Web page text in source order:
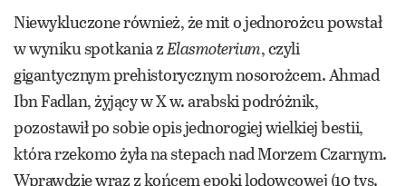
Niewykluczone również, że mit o jednorożcu powstał
w wyniku spotkania zElasmoterium, czyli
gigantycznym prehistorycznym nosorożcem. Ahmad
Ibn Fadlan, żyjący w X w. arabski podróżnik,
pozostawił po sobie opis jednorogiej wielkiej bestii,
która rzekomo żyła na stepach nad Morzem Czarnym.
Wprawdzie wraz z końcem epoki lodowcowej (10 tys.